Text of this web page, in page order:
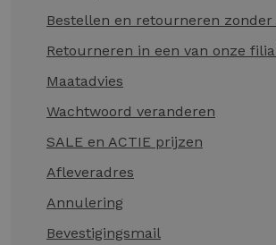
Bestellen en retourneren
Retourneren in een van onze
Maatadvies
Wachtwoord veranderen
SALE en ACTIE prijzen
Afleveradres
Annulering
Bevestigingsmail